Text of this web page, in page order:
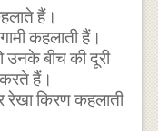
हैं।
कहलाती हैं।
उनके बीच की दूरी
हैं।
रेखा किरण कहलाती